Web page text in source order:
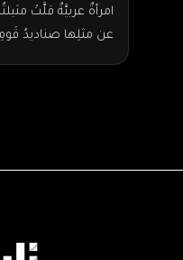
امرأةٌ عربيَّةٌ قلَّتْ
عن مثلِها صناديدُ